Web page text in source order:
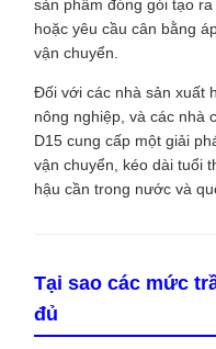
sản phẩm đóng gói tạo
hoặc yêu cầu cân bằng
vận chuyển.
Đối với các nhà sản xuất
nông nghiệp, và các nhà
D15 cung cấp một giải
vận chuyển, kéo dài tuổi
hậu cần trong nước và
Tại sao các mức
đủ